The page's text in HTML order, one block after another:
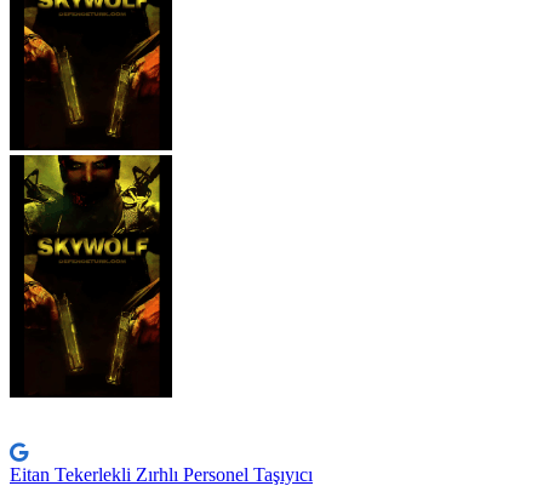
Eitan Tekerlekli Zırhlı Personel Taşıyıcı